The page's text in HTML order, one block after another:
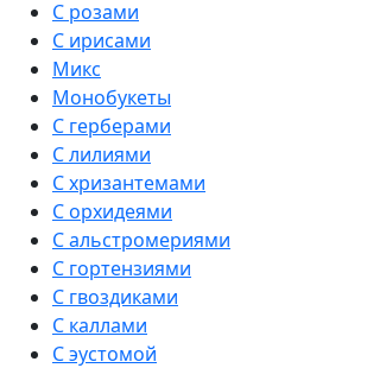
С розами
С ирисами
Микс
Монобукеты
С герберами
С лилиями
С хризантемами
С орхидеями
С альстромериями
С гортензиями
С гвоздиками
С каллами
С эустомой